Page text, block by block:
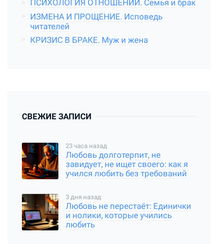
ПСИХОЛОГИЯ ОТНОШЕНИЙ. Семья и брак
ИЗМЕНА И ПРОЩЕНИЕ. Исповедь
читателей
КРИЗИС В БРАКЕ. Муж и жена
СВЕЖИЕ ЗАПИСИ
23 часа назад
Любовь долготерпит, не
завидует, не ищет своего: как я
учился любить без требований
3 дня назад
Любовь не перестаёт: Единички
и нолики, которые учились
любить